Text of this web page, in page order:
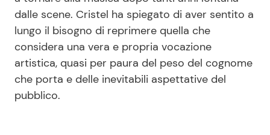
Festività Ricette per Bambini
Seguici
dalle scene. Cristel ha spiegato di aver sentito a
lungo il bisogno di reprimere quella che
considera una vera e propria vocazione
artistica, quasi per paura del peso del cognome
che porta e delle inevitabili aspettative del
pubblico.